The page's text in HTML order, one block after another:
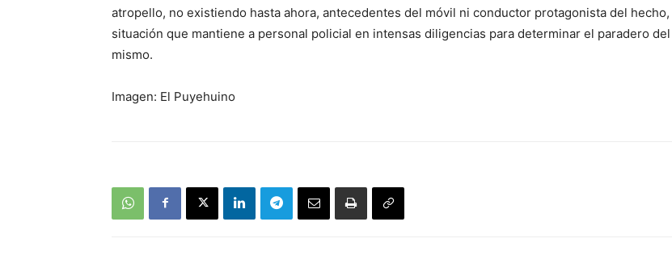
atropello, no existiendo hasta ahora, antecedentes del móvil ni conductor protagonista del hecho,
situación que mantiene a personal policial en intensas diligencias para determinar el paradero del
mismo.
Imagen: El Puyehuino